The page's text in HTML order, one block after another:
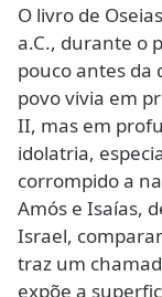
O livro de
a.C., durante o
pouco antes da
povo vivia em
II, mas em
idolatria,
corrompido a
Amós e Isaías,
Israel,
traz um
expõe a